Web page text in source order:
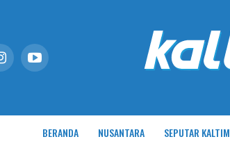
BERANDA NUSANTARA SEPUTAR KALTIM